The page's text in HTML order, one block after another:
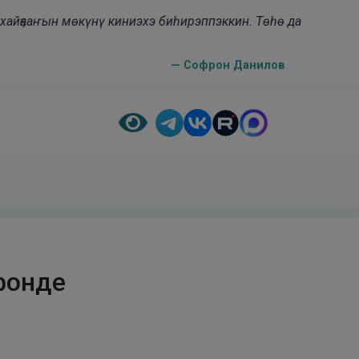
мөкүнү киниэхэ биһирэппэккин. Төһө да
— Софрон Данилов